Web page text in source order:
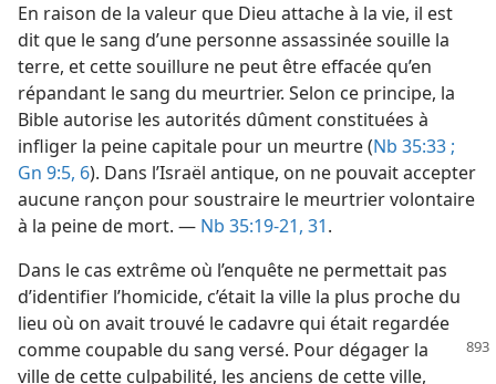
En raison de la valeur que Dieu attache à la vie, il est
dit que le sang d’une personne assassinée souille la
terre, et cette souillure ne peut être effacée qu’en
répandant le sang du meurtrier. Selon ce principe, la
Bible autorise les autorités dûment constituées à
infliger la peine capitale pour un meurtre (Nb 35:33 ;
Gn 9:5, 6). Dans l’Israël antique, on ne pouvait accepter
aucune rançon pour soustraire le meurtrier volontaire
à la peine de mort. — Nb 35:19-21, 31.
Dans le cas extrême où l’enquête ne permettait pas
d’identifier l’homicide, c’était la ville la plus proche du
lieu où on avait trouvé le cadavre qui était regardée
comme coupable du sang versé. Pour dégager la
ville de cette culpabilité, les anciens de cette ville,